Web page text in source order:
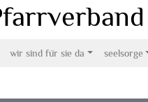
wir sind für sie da seelsorge